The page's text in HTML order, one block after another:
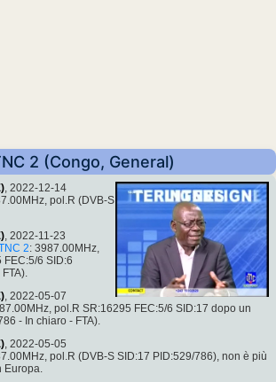
2 (Congo, General)
, 2022-12-14
pol.R (DVB-S
, 2022-11-23
2: 3987.00MHz,
6 SID:6
, 2022-05-07
pol.R SR:16295 FEC:5/6 SID:17 dopo un
- In chiaro - FTA).
, 2022-05-05
pol.R (DVB-S SID:17 PID:529/786), non è più
Europa.